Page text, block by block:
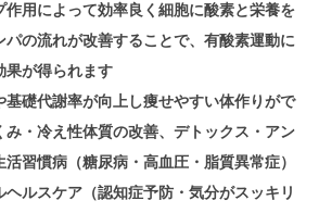
作用によって効率良く細胞に酸素と栄養を
の流れが改善することで、有酸素運動に
果が得られます
基礎代謝率が向上し痩せやすい体作りがで
み・冷え性体質の改善、デトックス・アン
習慣病（糖尿病・高血圧・脂質異常症）
ルスケア（認知症予防・気分がスッキリ